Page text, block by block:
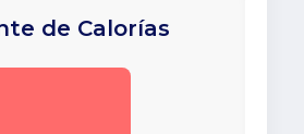
de Calorías